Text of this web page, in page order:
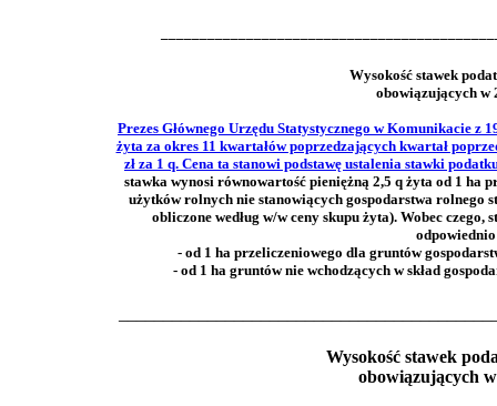
Wysokość stawek
obowiązujących w
Prezes Głównego Urzędu Statystycznego w Komunikacie z
żyta za okres 11 kwartałów poprzedzających kwartał
zł za 1 q. Cena ta stanowi podstawę ustalenia stawki
stawka wynosi równowartość pieniężną 2,5 q żyta od 1 ha
użytków rolnych nie stanowiących gospodarstwa rolnego
obliczone według w/w ceny skupu żyta). Wobec
- od 1 ha przeliczeniowego dla gruntów
- od 1 ha gruntów nie wchodzących w skład
Wysokość stawek
obowiązujących